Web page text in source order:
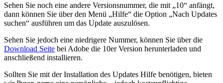
Sehen Sie noch eine andere Versionsnummer, die mit „10“ anfängt,
dann können Sie über den Menü „Hilfe“ die Option „Nach Updates
suchen“ ausführen um das Update auszulösen.
Sehen Sie jedoch eine niedrigere Nummer, können Sie über die
Download Seite bei Adobe die 10er Version herunterladen und
anschließend installieren.
Sollten Sie mit der Installation des Updates Hilfe benötigen, bieten